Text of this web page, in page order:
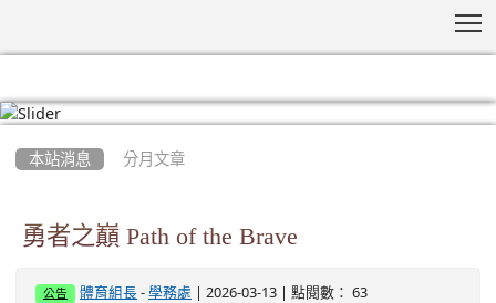
本站消息 分月文章
勇者之巔 Path of the Brave
公告 體育組長 -學務處 | 2026-03-13 | 點閱數： 63